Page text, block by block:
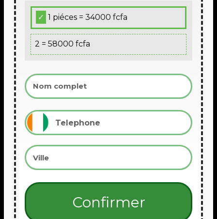
1 piéces = 34000 fcfa
2 = 58000 fcfa